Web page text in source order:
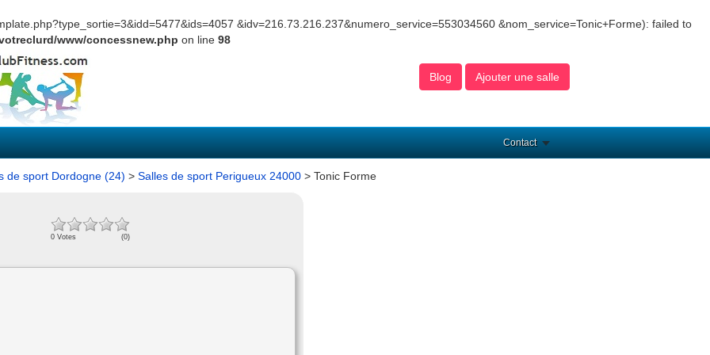
&idv=216.73.216.237&numero_service=553034560 &nom_service=Tonic+Forme): failed to
www/concessnew.php on line 98
Blog Ajouter une salle
Contact
de sport Dordogne (24) > Salles de sport Perigueux 24000 > Tonic Forme
0 Votes (0)